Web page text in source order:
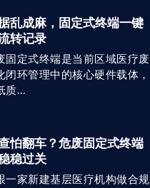
乱成麻，固定式终端一键
转记录
固定式终端是当前区域医疗废
闭环管理中的核心硬件载体，
质…
怕翻车？危废固定式终端
稳过关
一家新建基层医疗机构做合规